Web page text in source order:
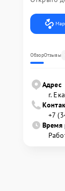
ОбзорОтзывы
Адрес
г.
+7
Время